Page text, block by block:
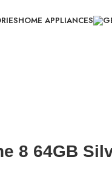
HOME APPLIANCES
8 64GB